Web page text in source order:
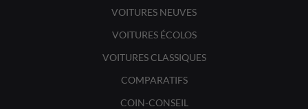
VOITURES NEUVES
VOITURES ÉCOLOS
VOITURES CLASSIQUES
COMPARATIFS
COIN-CONSEIL